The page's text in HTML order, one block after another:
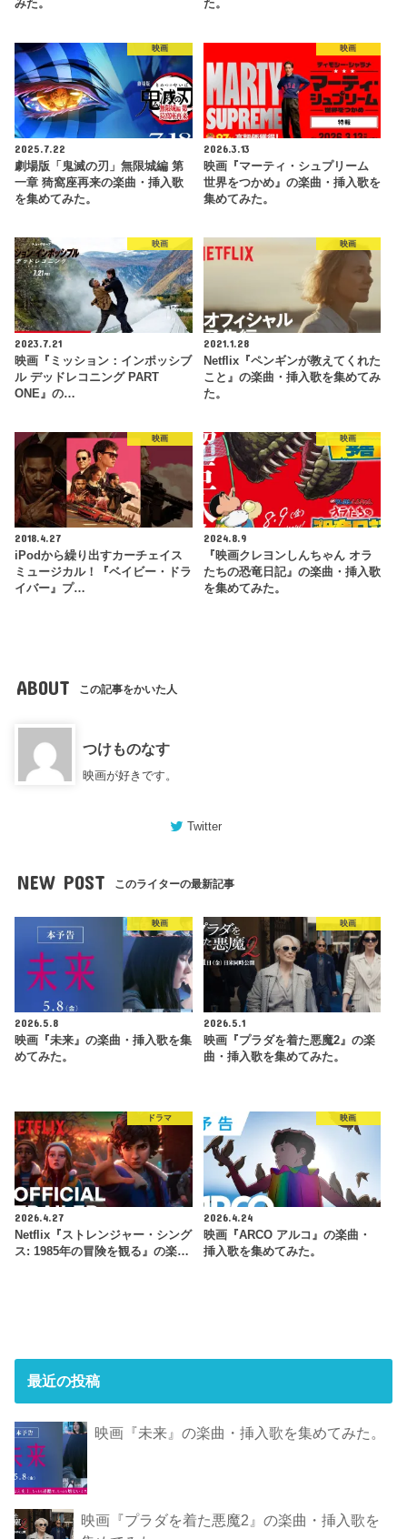
みた。 た。
映画
2025.7.22
劇場版「鬼滅の刃」無限城編 第
一章 猗窩座再来の楽曲・挿入歌
を集めてみた。
映画
2026.3.13
映画『マーティ・シュプリーム
世界をつかめ』の楽曲・挿入歌を
集めてみた。
映画
2023.7.21
映画『ミッション：インポッシブ
ル デッドレコニング PART
ONE』の…
映画
2021.1.28
Netflix『ペンギンが教えてくれた
こと』の楽曲・挿入歌を集めてみ
た。
映画
2018.4.27
iPodから繰り出すカーチェイス
ミュージカル！『ベイビー・ドラ
イバー』プ…
映画
2024.8.9
『映画クレヨンしんちゃん オラ
たちの恐竜日記』の楽曲・挿入歌
を集めてみた。
ABOUT この記事をかいた人
つけものなす
映画が好きです。
Twitter
NEW POST このライターの最新記事
映画
2026.5.8
映画『未来』の楽曲・挿入歌を集
めてみた。
映画
2026.5.1
映画『プラダを着た悪魔2』の楽
曲・挿入歌を集めてみた。
ドラマ
2026.4.27
Netflix『ストレンジャー・シング
ス: 1985年の冒険 を観 る』の楽…
映画
2026.4.24
映画『ARCO アルコ』の楽曲・
挿入歌を集めてみた。
最近の投稿
映画『未来』の楽曲・挿入歌を集めてみた。
映画『プラダを着た悪魔2』の楽曲・挿入歌を